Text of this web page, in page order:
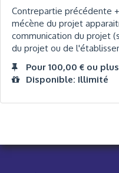
Contrepartie précédente
mécène du projet
communication du projet
du projet ou de
Pour 100,00 € ou plus
Disponible: Illimité